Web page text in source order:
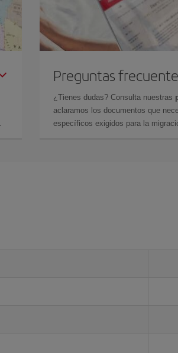
Preguntas
¿Tienes dudas? Consulta nuestras
aclaramos los documentos que
específicos exigidos para la